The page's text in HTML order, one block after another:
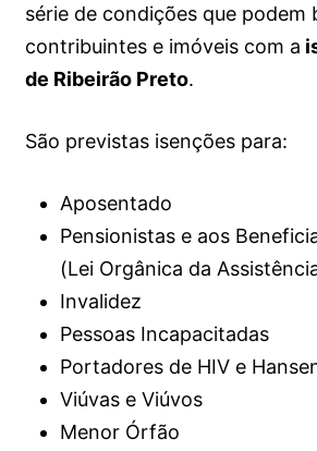
série de condições que podem
contribuintes e imóveis com a
de Ribeirão Preto.
São previstas isenções para:
Aposentado
Pensionistas e aos
(Lei Orgânica da
Invalidez
Pessoas Incapacitadas
Portadores de HIV e
Viúvas e Viúvos
Menor Órfão